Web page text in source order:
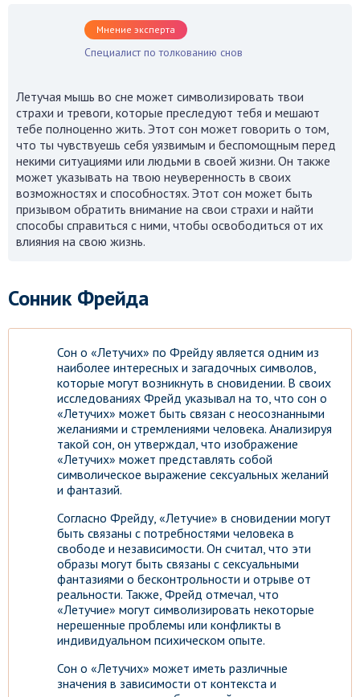
Мнение эксперта
Специалист по толкованию снов
Летучая мышь во сне может символизировать твои
страхи и тревоги, которые преследуют тебя и мешают
тебе полноценно жить. Этот сон может говорить о том,
что ты чувствуешь себя уязвимым и беспомощным перед
некими ситуациями или людьми в своей жизни. Он также
может указывать на твою неуверенность в своих
возможностях и способностях. Этот сон может быть
призывом обратить внимание на свои страхи и найти
способы справиться с ними, чтобы освободиться от их
влияния на свою жизнь.
Сонник Фрейда
Сон о «Летучих» по Фрейду является одним из
наиболее интересных и загадочных символов,
которые могут возникнуть в сновидении. В своих
исследованиях Фрейд указывал на то, что сон о
«Летучих» может быть связан с неосознанными
желаниями и стремлениями человека. Анализируя
такой сон, он утверждал, что изображение
«Летучих» может представлять собой
символическое выражение сексуальных желаний
и фантазий.
Согласно Фрейду, «Летучие» в сновидении могут
быть связаны с потребностями человека в
свободе и независимости. Он считал, что эти
образы могут быть связаны с сексуальными
фантазиями о бесконтрольности и отрыве от
реальности. Также, Фрейд отмечал, что
«Летучие» могут символизировать некоторые
нерешенные проблемы или конфликты в
индивидуальном психическом опыте.
Сон о «Летучих» может иметь различные
значения в зависимости от контекста и